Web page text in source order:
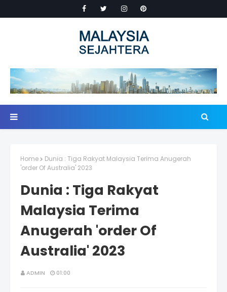
Home
Dunia : Tiga Rakyat Malaysia Terima Anugerah
'order Of Australia' 2023
Dunia : Tiga Rakyat
Malaysia Terima
Anugerah 'order Of
Australia' 2023
ADMIN 01:00